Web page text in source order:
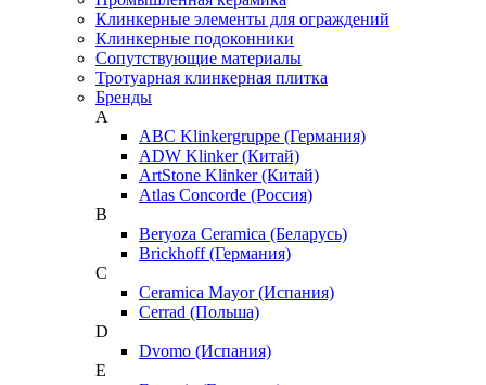
Клинкерные элементы для ограждений
Клинкерные подоконники
Сопутствующие материалы
Тротуарная клинкерная плитка
Бренды
A
ABC Klinkergruppe (Германия)
ADW Klinker (Китай)
ArtStone Klinker (Китай)
Atlas Concorde (Россия)
B
Beryoza Ceramica (Беларусь)
Brickhoff (Германия)
C
Ceramica Mayor (Испания)
Cerrad (Польша)
D
Dvomo (Испания)
E